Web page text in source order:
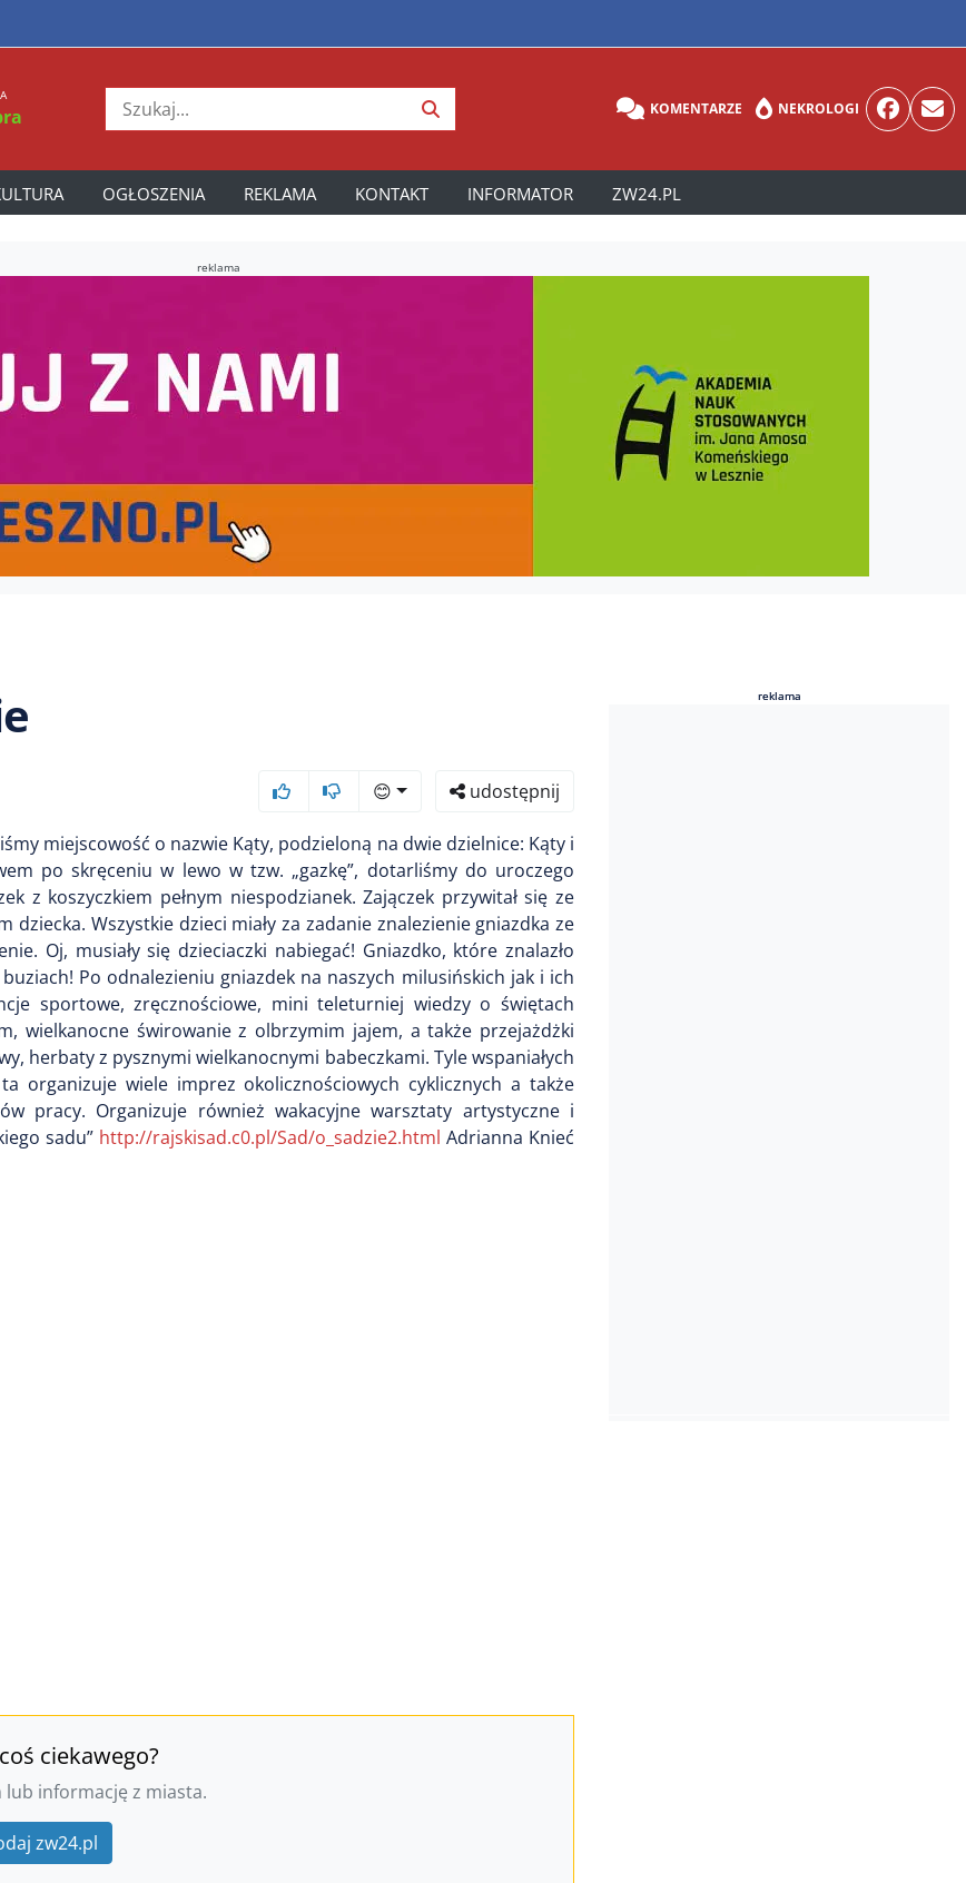
KOMENTARZE NEKROLOGI
OGŁOSZENIA REKLAMA KONTAKT INFORMATOR ZW24.PL
reklama
😊 udostępnij
miejscowość o nazwie Kąty, podzieloną na dwie dzielnice: Kąty i
po skręceniu w lewo w tzw. „gazkę”, dotarliśmy do uroczego
z koszyczkiem pełnym niespodzianek. Zajączek przywitał się ze
Wszystkie dzieci miały za zadanie znalezienie gniazdka ze
Oj, musiały się dzieciaczki nabiegać! Gniazdko, które znalazło
Po odnalezieniu gniazdek na naszych milusińskich jak i ich
sportowe, zręcznościowe, mini teleturniej wiedzy o świętach
wielkanocne świrowanie z olbrzymim jajem, a także przejażdżki
herbaty z pysznymi wielkanocnymi babeczkami. Tyle wspaniałych
ta organizuje wiele imprez okolicznościowych cyklicznych a także
pracy. Organizuje również wakacyjne warsztaty artystyczne i
sadu” http://rajskisad.c0.pl/Sad/o_sadzie2.html Adrianna Knieć
ciekawego?
lub informację z miasta.
zw24.pl
reklama
reklama